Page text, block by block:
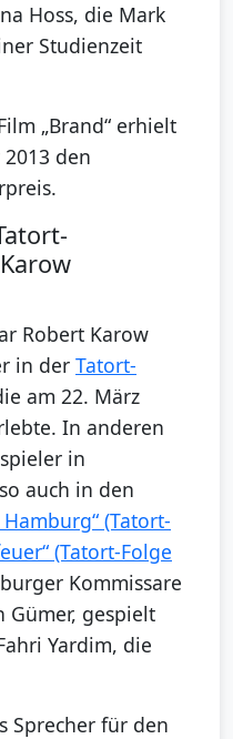
Hoss, die Mark
Studienzeit
„Brand“ erhielt
den
Robert Karow
in der Tatort-
am 22. März
In anderen
in
auch in den
(Tatort-
(Tatort-Folge
Kommissare
Gümer, gespielt
Yardim, die
Sprecher für den